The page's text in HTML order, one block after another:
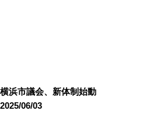
横浜市議会、新体制始動
2025/06/03